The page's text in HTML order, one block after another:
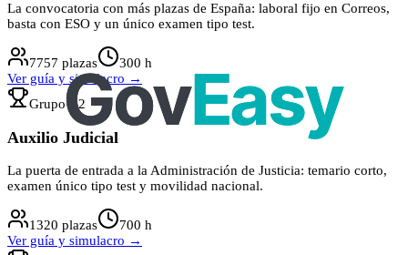
La convocatoria con más plazas de España: laboral fijo en Correos,
basta con ESO y un único examen tipo test.
7757 plazas 300 h
Ver guía y simulacro →
Grupo
C2
Auxilio Judicial
La puerta de entrada a la Administración de Justicia: temario corto,
examen único tipo test y movilidad nacional.
1320 plazas 700 h
Ver guía y simulacro →